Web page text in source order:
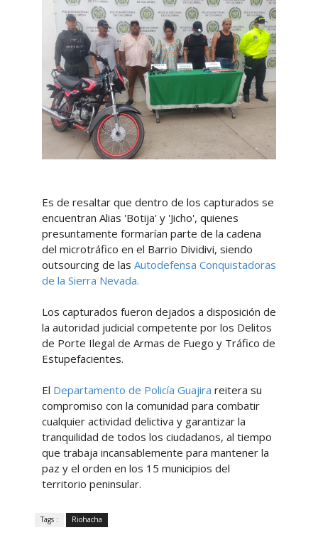
Es de resaltar que dentro de los capturados se
encuentran Alias 'Botija' y 'Jicho', quienes
presuntamente formarían parte de la cadena
del microtráfico en el Barrio Dividivi, siendo
outsourcing de las Autodefensa Conquistadoras
de la Sierra Nevada.
Los capturados fueron dejados a disposición de
la autoridad judicial competente por los Delitos
de Porte Ilegal de Armas de Fuego y Tráfico de
Estupefacientes.
El Departamento de Policía Guajira reitera su
compromiso con la comunidad para combatir
cualquier actividad delictiva y garantizar la
tranquilidad de todos los ciudadanos, al tiempo
que trabaja incansablemente para mantener la
paz y el orden en los 15 municipios del
territorio peninsular.
Tags : Riohacha